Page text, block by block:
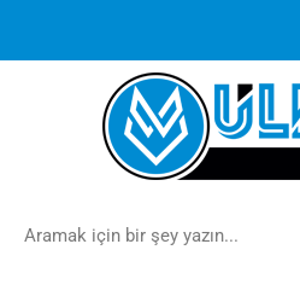
1000 TL ve üzeri
İndirimanında